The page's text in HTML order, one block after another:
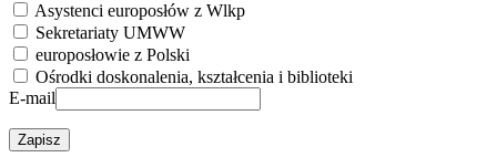
Asystenci europosłów z Wlkp
Sekretariaty UMWW
europosłowie z Polski
Ośrodki doskonalenia, kształcenia i biblioteki
E-mail